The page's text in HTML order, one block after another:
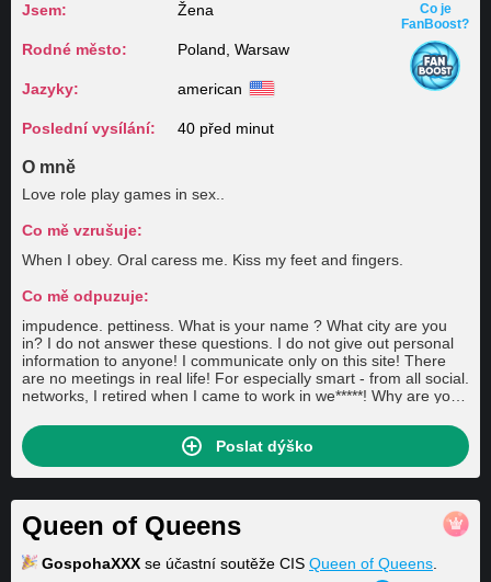
Jsem: Žena
Rodné město: Poland, Warsaw
Jazyky: american
Poslední vysílání: 40 před minut
Co je
FanBoost?
O mně
Love role play games in sex..
Co mě vzrušuje:
When I obey. Oral caress me. Kiss my feet and fingers.
Co mě odpuzuje:
impudence. pettiness. What is your name ? What city are you
in? I do not answer these questions. I do not give out personal
information to anyone! I communicate only on this site! There
are no meetings in real life! For especially smart - from all social.
networks, I retired when I came to work in we*****! Why are you
here. ) Rudeness and aggression speak of your self-doubt and
complexes. One who throws dirt cannot have clean hands.
Having nasty models in the chat will not solve your problems.
And politeness opens even the most closed doors) Remain
Men, under any circumstances! How to replenish the balance? I
don't hear you, I don't see you - Guys, the site's wonderful
support service will solve all your questions. Those who like to
read lectures on the topic, how can you show sissies here, are
you not ashamed, go to work, etc. - Condemnation of someone
Poslat dýško
Queen of Queens
GospohaXXX se účastní soutěže CIS Queen of Queens